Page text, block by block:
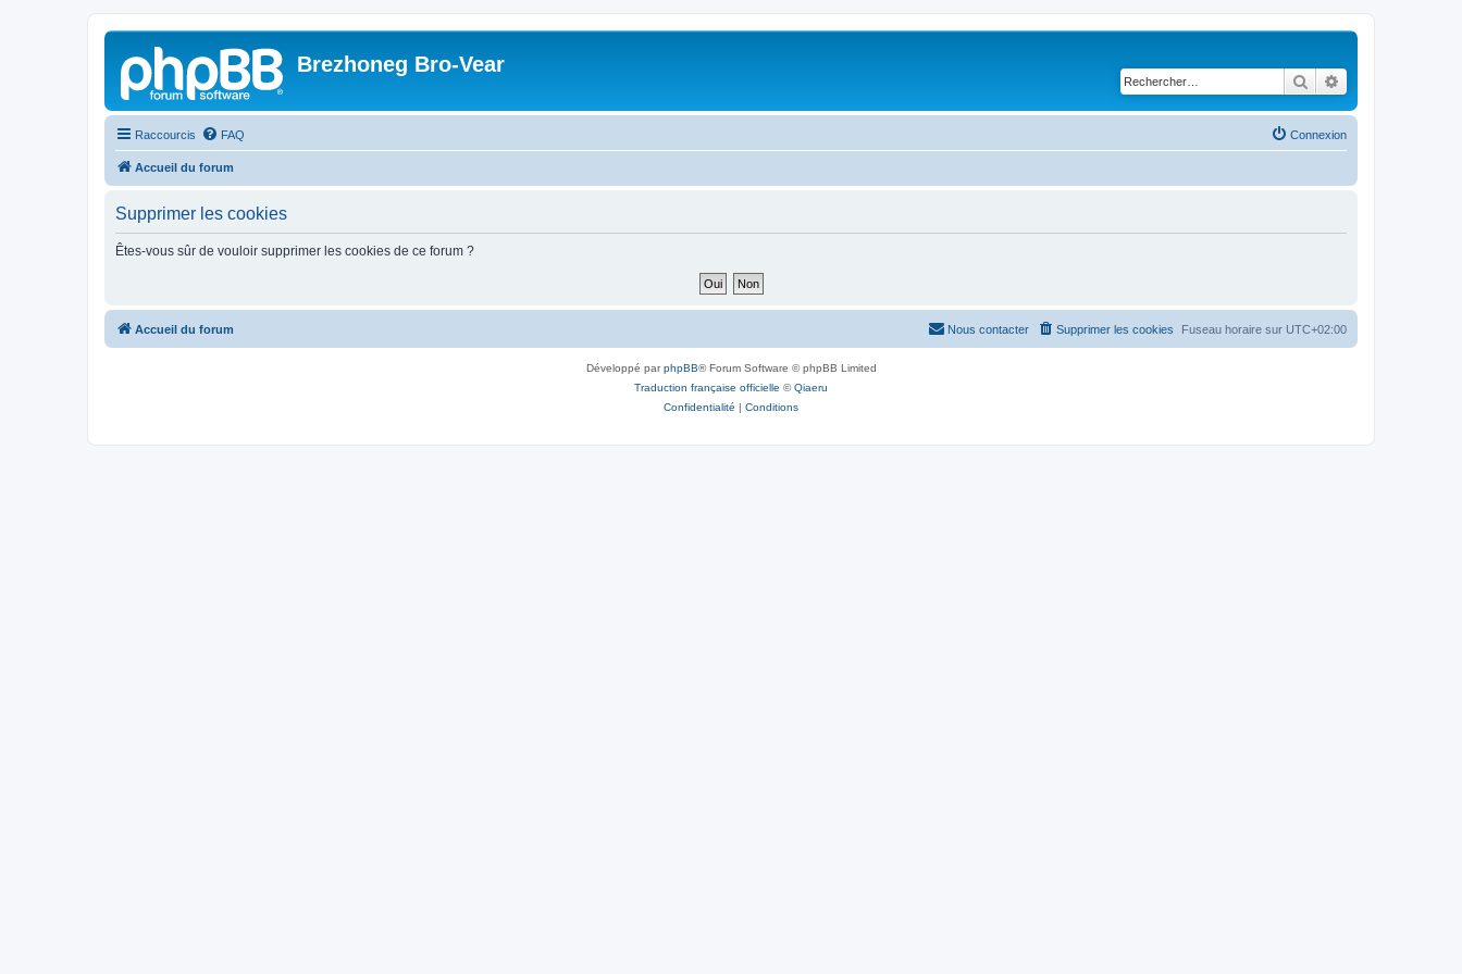
Brezhoneg Bro-Vear
Rechercher
Raccourcis FAQ Connexion
Accueil du forum
Supprimer les cookies
Êtes-vous sûr de vouloir supprimer les cookies de ce forum ?
Accueil du forum Fuseau horaire sur UTC+02:00
Supprimer les cookies
Nous contacter
Développé parphpBB® Forum Software © phpBB Limited
Traduction française officielle ©Qiaeru
Confidentialité | Conditions